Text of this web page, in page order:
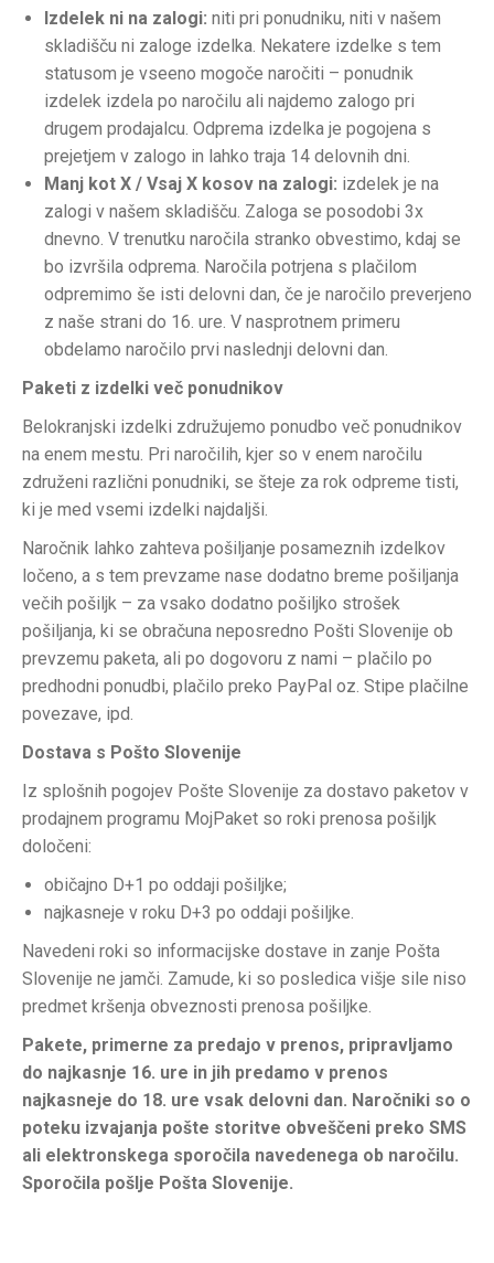
Izdelek ni na zalogi: niti pri ponudniku, niti v našem
skladišču ni zaloge izdelka. Nekatere izdelke s tem
statusom je vseeno mogoče naročiti – ponudnik
izdelek izdela po naročilu ali najdemo zalogo pri
drugem prodajalcu. Odprema izdelka je pogojena s
prejetjem v zalogo in lahko traja 14 delovnih dni.
Manj kot X / Vsaj X kosov na zalogi: izdelek je na
zalogi v našem skladišču. Zaloga se posodobi 3x
dnevno. V trenutku naročila stranko obvestimo, kdaj se
bo izvršila odprema. Naročila potrjena s plačilom
odpremimo še isti delovni dan, če je naročilo preverjeno
z naše strani do 16. ure. V nasprotnem primeru
obdelamo naročilo prvi naslednji delovni dan.
Paketi z izdelki več ponudnikov
Belokranjski izdelki združujemo ponudbo več ponudnikov
na enem mestu. Pri naročilih, kjer so v enem naročilu
združeni različni ponudniki, se šteje za rok odpreme tisti,
ki je med vsemi izdelki najdaljši.
Naročnik lahko zahteva pošiljanje posameznih izdelkov
ločeno, a s tem prevzame nase dodatno breme pošiljanja
večih pošiljk – za vsako dodatno pošiljko strošek
pošiljanja, ki se obračuna neposredno Pošti Slovenije ob
prevzemu paketa, ali po dogovoru z nami – plačilo po
predhodni ponudbi, plačilo preko PayPal oz. Stipe plačilne
povezave, ipd.
Dostava s Pošto Slovenije
Iz splošnih pogojev Pošte Slovenije za dostavo paketov v
prodajnem programu MojPaket so roki prenosa pošiljk
določeni:
običajno D+1 po oddaji pošiljke;
najkasneje v roku D+3 po oddaji pošiljke.
Navedeni roki so informacijske dostave in zanje Pošta
Slovenije ne jamči. Zamude, ki so posledica višje sile niso
predmet kršenja obveznosti prenosa pošiljke.
Pakete, primerne za predajo v prenos, pripravljamo
do najkasnje 16. ure in jih predamo v prenos
najkasneje do 18. ure vsak delovni dan. Naročniki so o
poteku izvajanja pošte storitve obveščeni preko SMS
ali elektronskega sporočila navedenega ob naročilu.
Sporočila pošlje Pošta Slovenije.